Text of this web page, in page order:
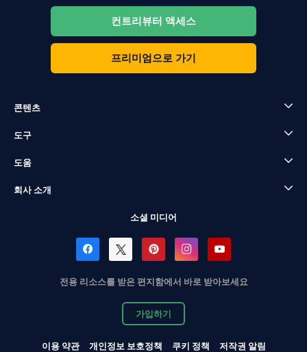
컨트리뷰터 액세스
프리미엄으로 가기
콘텐츠
도구
도움
회사 소개
소셜 미디어
전용 리소스를 받은 편지함에서 바로 받아보세요
가입하기
이용 약관 개인정보 보호정책 쿠키 정책
저작권 알림